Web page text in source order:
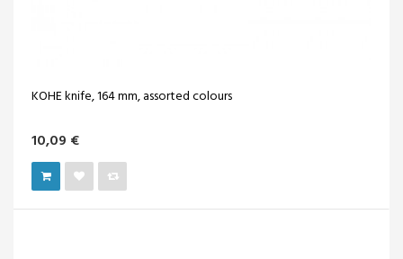
KOHE knife, 164 mm, assorted colours
10,09 €